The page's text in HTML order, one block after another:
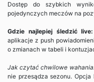
Dostęp do szybkich
pojedynczych meczów na
Gdzie najlepiej śledzić live:
aplikacje z push
o zmianach w tabeli i
Jak czytać chwilowe
nie przesądza sezonu.